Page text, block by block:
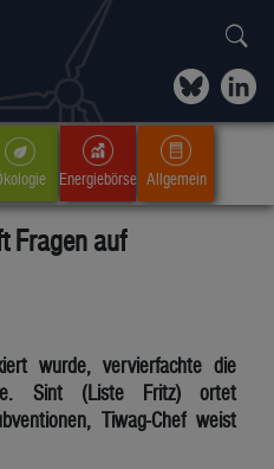
Energiebörse Allgemein
Fragen auf
wurde, vervierfachte die
Sint (Liste Fritz) ortet
Tiwag-Chef weist